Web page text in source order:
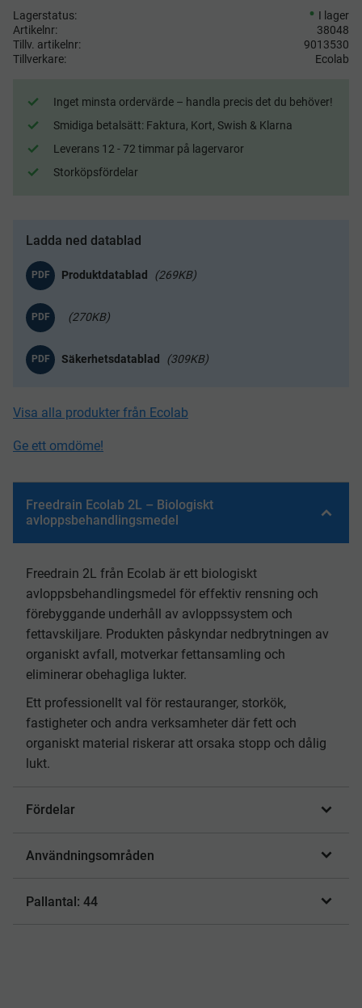
Lagerstatus
I lager
Artikelnr
38048
Tillv. artikelnr
9013530
Tillverkare
Ecolab
Inget minsta ordervärde – handla precis det du behöver!
Smidiga betalsätt: Faktura, Kort, Swish & Klarna
Leverans 12 - 72 timmar på lagervaror
Storköpsfördelar
Ladda ned datablad
PDF 269KB
PDF 270KB
PDF 309KB
Visa alla produkter från Ecolab
Ge ett omdöme!
Freedrain Ecolab 2L – Biologiskt
avloppsbehandlingsmedel
Freedrain 2L från Ecolab är ett biologiskt
avloppsbehandlingsmedel för effektiv rensning och
förebyggande underhåll av avloppssystem och
fettavskiljare. Produkten påskyndar nedbrytningen av
organiskt avfall, motverkar fettansamling och
eliminerar obehagliga lukter.
Ett professionellt val för restauranger, storkök,
fastigheter och andra verksamheter där fett och
organiskt material riskerar att orsaka stopp och dålig
lukt.
Fördelar
Användningsområden
Pallantal: 44